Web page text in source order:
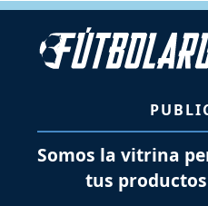
Somos la vitrina
tus